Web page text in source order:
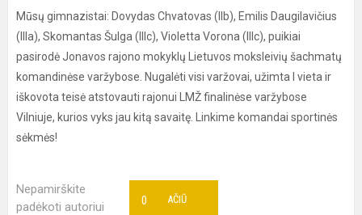
Mūsų gimnazistai: Dovydas Chvatovas (IIb), Emilis Daugilavičius
(IIIa), Skomantas Šulga (IIIc), Violetta Vorona (IIIc), puikiai
pasirodė Jonavos rajono mokyklų Lietuvos moksleivių šachmatų
komandinėse varžybose. Nugalėti visi varžovai, užimta I vieta ir
iškovota teisė atstovauti rajonui LMŽ finalinėse varžybose
Vilniuje, kurios vyks jau kitą savaitę. Linkime komandai sportinės
sėkmės!
Nepamirškite
padėkoti autoriui
AČIŪ
0